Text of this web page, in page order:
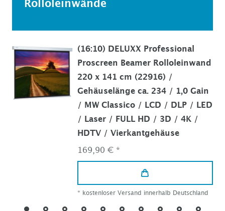
Rolloleinwände
(16:10) DELUXX Professional
Proscreen Beamer Rolloleinwand
220 x 141 cm (22916) /
Gehäuselänge ca. 234 / 1,0 Gain
/ MW Classico / LCD / DLP / LED
/ Laser / FULL HD / 3D / 4K /
HDTV / Vierkantgehäuse
169,90 € *
* kostenloser Versand innerhalb Deutschland